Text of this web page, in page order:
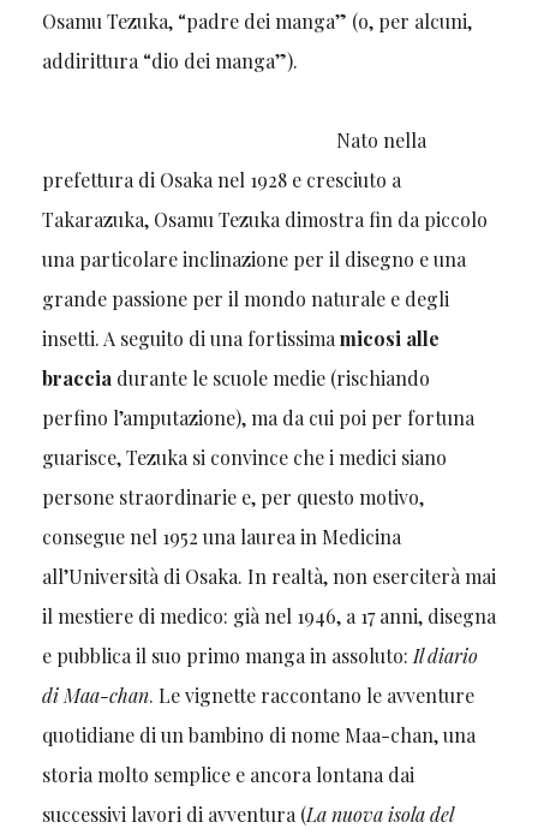
Osamu Tezuka, “padre dei manga” (o, per alcuni,
addirittura “dio dei manga”).
Nato nella
prefettura di Osaka nel 1928 e cresciuto a
Takarazuka, Osamu Tezuka dimostra fin da piccolo
una particolare inclinazione per il disegno e una
grande passione per il mondo naturale e degli
insetti. A seguito di una fortissima micosi alle
braccia durante le scuole medie (rischiando
perfino l’amputazione), ma da cui poi per fortuna
guarisce, Tezuka si convince che i medici siano
persone straordinarie e, per questo motivo,
consegue nel 1952 una laurea in Medicina
all’Università di Osaka. In realtà, non eserciterà mai
il mestiere di medico: già nel 1946, a 17 anni, disegna
e pubblica il suo primo manga in assoluto: Il diario
di Maa-chan. Le vignette raccontano le avventure
quotidiane di un bambino di nome Maa-chan, una
storia molto semplice e ancora lontana dai
successivi lavori di avventura (La nuova isola del